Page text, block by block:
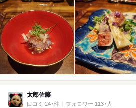
太郎佐藤
口コミ 247件 フォロワー 1137人